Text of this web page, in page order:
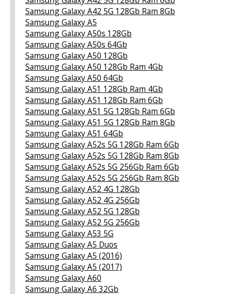
Samsung Galaxy A42 5G 128Gb Ram 8Gb
Samsung Galaxy A5
Samsung Galaxy A50s 128Gb
Samsung Galaxy A50s 64Gb
Samsung Galaxy A50 128Gb
Samsung Galaxy A50 128Gb Ram 4Gb
Samsung Galaxy A50 64Gb
Samsung Galaxy A51 128Gb Ram 4Gb
Samsung Galaxy A51 128Gb Ram 6Gb
Samsung Galaxy A51 5G 128Gb Ram 6Gb
Samsung Galaxy A51 5G 128Gb Ram 8Gb
Samsung Galaxy A51 64Gb
Samsung Galaxy A52s 5G 128Gb Ram 6Gb
Samsung Galaxy A52s 5G 128Gb Ram 8Gb
Samsung Galaxy A52s 5G 256Gb Ram 6Gb
Samsung Galaxy A52s 5G 256Gb Ram 8Gb
Samsung Galaxy A52 4G 128Gb
Samsung Galaxy A52 4G 256Gb
Samsung Galaxy A52 5G 128Gb
Samsung Galaxy A52 5G 256Gb
Samsung Galaxy A53 5G
Samsung Galaxy A5 Duos
Samsung Galaxy A5 (2016)
Samsung Galaxy A5 (2017)
Samsung Galaxy A60
Samsung Galaxy A6 32Gb